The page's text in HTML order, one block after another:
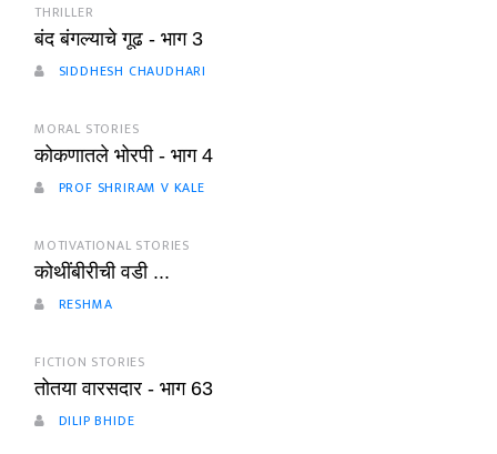
THRILLER
बंद बंगल्याचे गूढ - भाग 3
SIDDHESH CHAUDHARI
MORAL STORIES
कोकणातले भोरपी - भाग 4
PROF SHRIRAM V KALE
MOTIVATIONAL STORIES
कोथींबीरीची वडी ...
RESHMA
FICTION STORIES
तोतया वारसदार - भाग 63
DILIP BHIDE